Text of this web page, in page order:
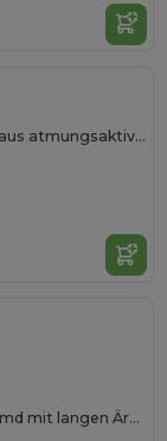
Kurzarmhemd für Männer aus atmungsaktivem Gewebe
Oxford Pinpoint-Herrenhemd mit langen Ärmeln